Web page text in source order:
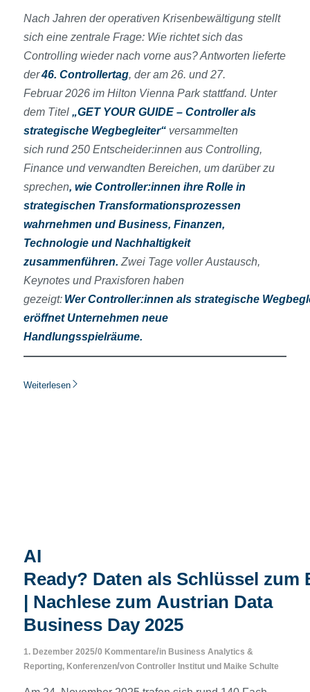
Nach Jahren der operativen Krisenbewältigung stellt
sich eine zentrale Frage: Wie richtet sich das
Controlling wieder nach vorne aus? Antworten lieferte
der46. Controllertag, der am 26. und 27.
Februar 2026 im Hilton Vienna Park stattfand. Unter
dem Titel „GET YOUR GUIDE – Controller als
strategische Wegbegleiter“versammelten
sich rund 250 Entscheider:innen aus Controlling,
Finance und verwandten Bereichen, um darüber zu
sprechen, wie Controller:innen ihre Rolle in
strategischen Transformationsprozessen
wahrnehmen und Business, Finanzen,
Technologie und Nachhaltigkeit
zusammenführen. Zwei Tage voller Austausch,
Keynotes und Praxisforen haben
gezeigt: Wer Controller:innen als strategische
eröffnet Unternehmen neue
Handlungsspielräume.
Weiterlesen
AI
Ready? Daten als Schlüssel zum
| Nachlese zum Austrian Data
Business Day 2025
1. Dezember 2025/0 Kommentare/in Business Analytics &
Reporting, Konferenzen/von Controller Institutund Maike Schulte